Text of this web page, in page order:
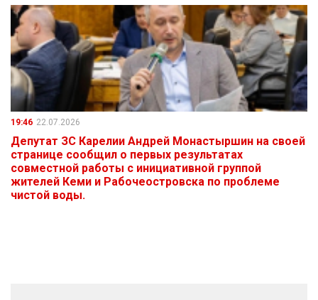
19:46 22.07.2026
Депутат ЗС Карелии Андрей Монастыршин на своей
странице сообщил о первых результатах
совместной работы с инициативной группой
жителей Кеми и Рабочеостровска по проблеме
чистой воды.